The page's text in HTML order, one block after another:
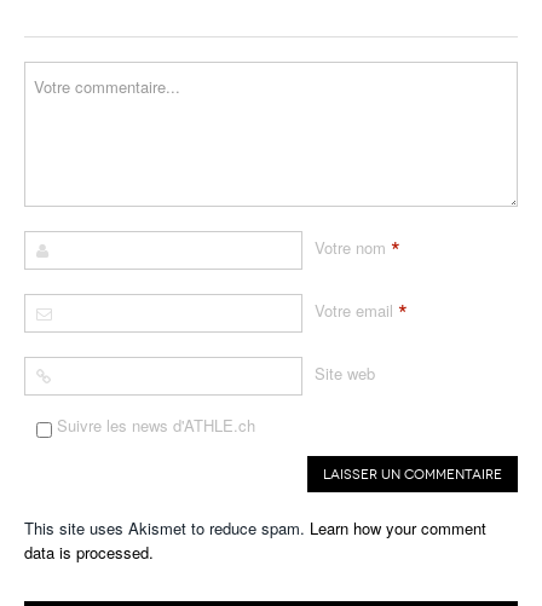
Votre nom *
Votre email *
Site web
Suivre les news d'ATHLE.ch
This site uses Akismet to reduce spam. Learn how your comment
data is processed.